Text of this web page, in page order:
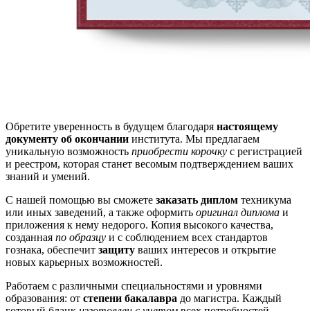
Обретите уверенность в будущем благодаря настоящему
документу об окончании института. Мы предлагаем
уникальную возможность приобрести корочку с регистрацией
и реестром, которая станет весомым подтверждением ваших
знаний и умений.
С нашей помощью вы сможете заказать диплом техникума
или иных заведений, а также оформить оригинал диплома и
приложения к нему недорого. Копия высокого качества,
созданная по образцу и с соблюдением всех стандартов
гознака, обеспечит защиту ваших интересов и открытие
новых карьерных возможностей.
Работаем с различными специальностями и уровнями
образования: от степени бакалавра до магистра. Каждый